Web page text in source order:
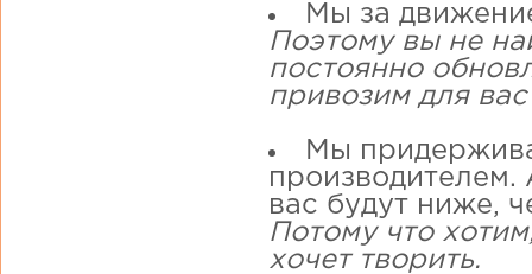
Мы за
Поэтому вы не
постоянно
привозим для
Мы
производителем.
вас будут ниже,
Потому что
хочет творить.